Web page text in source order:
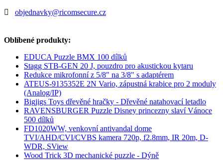
objednavky@ricomsecure.cz
Oblíbené produkty:
EDUCA Puzzle BMX 100 dílků
Stagg STB-GEN 20 J, pouzdro pro akustickou kytaru
Redukce mikrofonní z 5/8" na 3/8" s adaptérem
ATEUS-9135352E 2N Vario, zápustná krabice pro 2 moduly
(Analog/IP)
Bigjigs Toys dřevěné hračky - Dřevěné natahovací letadlo
RAVENSBURGER Puzzle Disney princezny slaví Vánoce
500 dílků
FD1020WW, venkovní antivandal dome
TVI/AHD/CVI/CVBS kamera 720p, f2.8mm, IR 20m, D-
WDR, SView
Wood Trick 3D mechanické puzzle - Dýně